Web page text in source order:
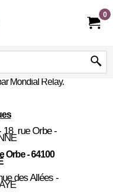
0
Mondial Relay.
18 rue Orbe -
Orbe - 64100
des Allées -